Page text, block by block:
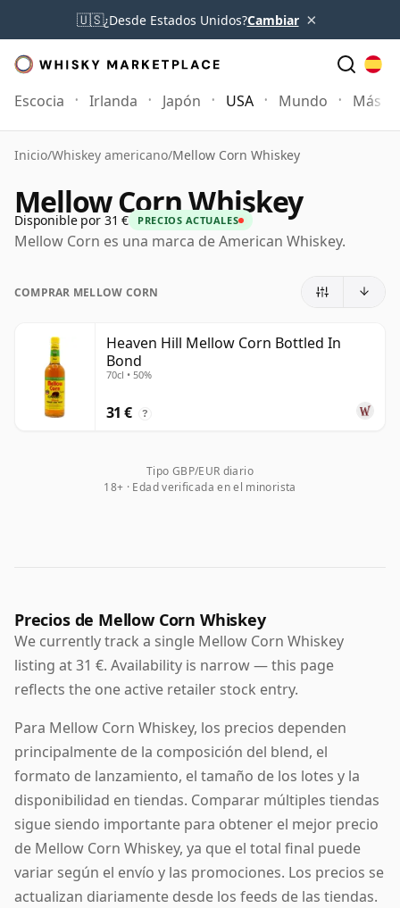
🇺🇸¿Desde Estados Unidos?Cambiar ×
Escocia Irlanda Japón USA Mundo Más
Inicio/Whiskey americano/Mellow Corn Whiskey
Mellow Corn Whiskey
Disponible por 31 € PRECIOS ACTUALES
Mellow Corn es una marca de American Whiskey.
COMPRAR MELLOW CORN
Heaven Hill Mellow Corn Bottled In
Bond
70cl • 50%
31 € ?
Tipo GBP/EUR diario
18+ · Edad verificada en el minorista
Precios de Mellow Corn Whiskey
We currently track a single Mellow Corn Whiskey
listing at 31 €. Availability is narrow — this page
reflects the one active retailer stock entry.
Para Mellow Corn Whiskey, los precios dependen
principalmente de la composición del blend, el
formato de lanzamiento, el tamaño de los lotes y la
disponibilidad en tiendas. Comparar múltiples tiendas
sigue siendo importante para obtener el mejor precio
de Mellow Corn Whiskey, ya que el total final puede
variar según el envío y las promociones. Los precios se
actualizan diariamente desde los feeds de las tiendas.